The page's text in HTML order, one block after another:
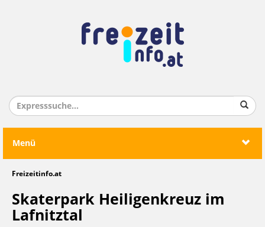
Menü
Freizeitinfo.at
Skaterpark Heiligenkreuz im
Lafnitztal